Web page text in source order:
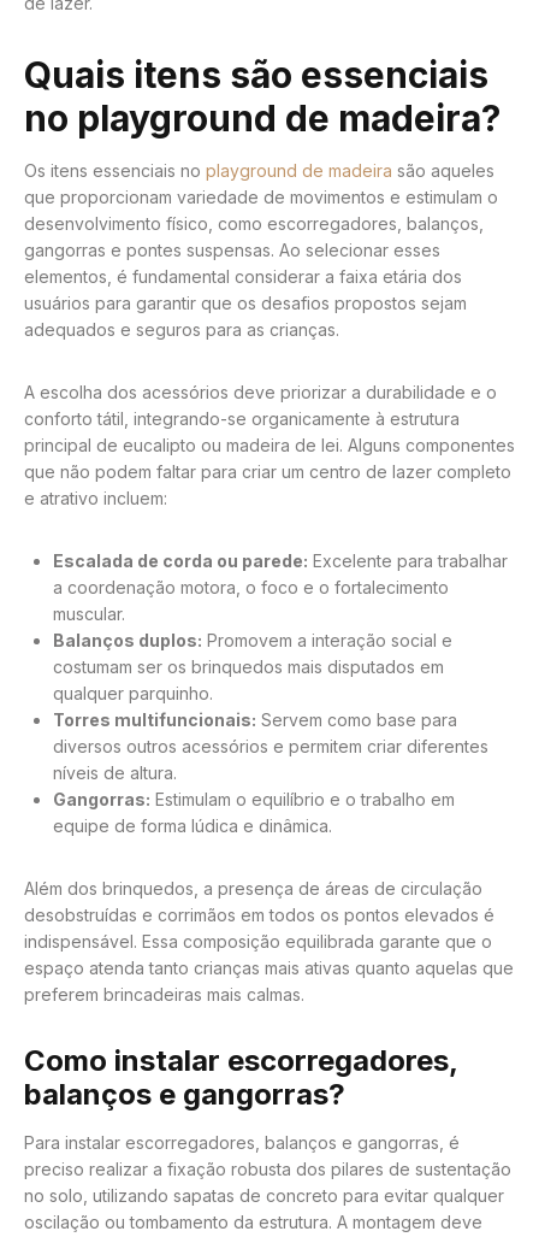
Quais itens são essenciais
no playground de madeira?
Os itens essenciais no playground de madeira são aqueles
que proporcionam variedade de movimentos e estimulam o
desenvolvimento físico, como escorregadores, balanços,
gangorras e pontes suspensas. Ao selecionar esses
elementos, é fundamental considerar a faixa etária dos
usuários para garantir que os desafios propostos sejam
adequados e seguros para as crianças.
A escolha dos acessórios deve priorizar a durabilidade e o
conforto tátil, integrando-se organicamente à estrutura
principal de eucalipto ou madeira de lei. Alguns componentes
que não podem faltar para criar um centro de lazer completo
e atrativo incluem:
Escalada de corda ou parede: Excelente para trabalhar
a coordenação motora, o foco e o fortalecimento
muscular.
Balanços duplos: Promovem a interação social e
costumam ser os brinquedos mais disputados em
qualquer parquinho.
Torres multifuncionais: Servem como base para
diversos outros acessórios e permitem criar diferentes
níveis de altura.
Gangorras: Estimulam o equilíbrio e o trabalho em
equipe de forma lúdica e dinâmica.
Além dos brinquedos, a presença de áreas de circulação
desobstruídas e corrimãos em todos os pontos elevados é
indispensável. Essa composição equilibrada garante que o
espaço atenda tanto crianças mais ativas quanto aquelas que
preferem brincadeiras mais calmas.
Como instalar escorregadores,
balanços e gangorras?
Para instalar escorregadores, balanços e gangorras, é
preciso realizar a fixação robusta dos pilares de sustentação
no solo, utilizando sapatas de concreto para evitar qualquer
oscilação ou tombamento da estrutura. A montagem deve